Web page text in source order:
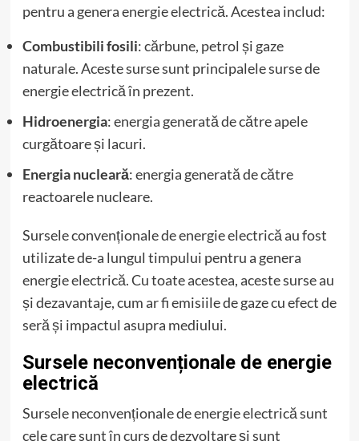
pentru a genera energie electrică. Acestea includ:
Combustibili fosili: cărbune, petrol și gaze
naturale. Aceste surse sunt principalele surse de
energie electrică în prezent.
Hidroenergia: energia generată de către apele
curgătoare și lacuri.
Energia nucleară: energia generată de către
reactoarele nucleare.
Sursele convenționale de energie electrică au fost
utilizate de-a lungul timpului pentru a genera
energie electrică. Cu toate acestea, aceste surse au
și dezavantaje, cum ar fi emisiile de gaze cu efect de
seră și impactul asupra mediului.
Sursele neconvenționale de energie
electrică
Sursele neconvenționale de energie electrică sunt
cele care sunt în curs de dezvoltare și sunt